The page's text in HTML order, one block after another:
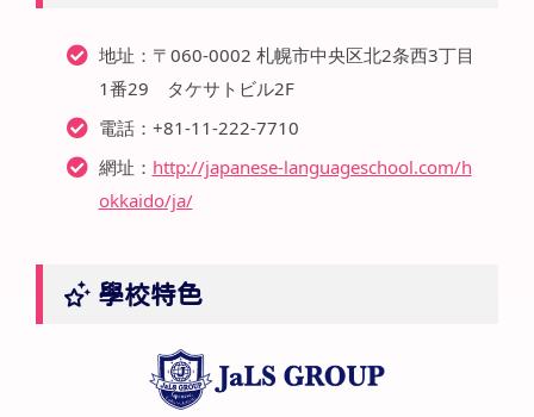
地址：〒060-0002 札幌市中央区北2条西3丁目
1番29 タケサトビル2F
電話：+81-11-222-7710
網址： http://japanese-languageschool.com/h
okkaido/ja/
學校特色